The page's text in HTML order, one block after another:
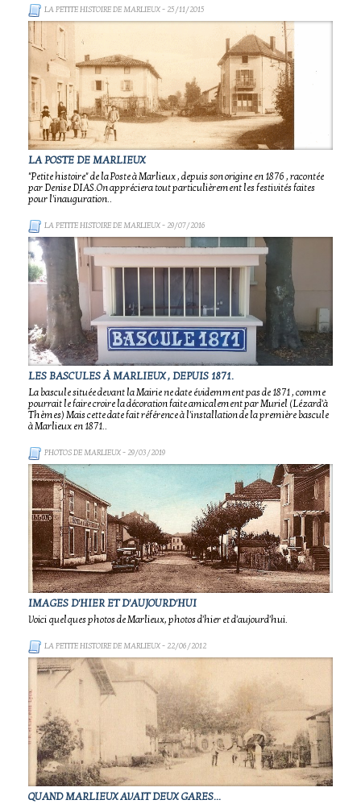
LA PETITE HISTOIRE DE MARLIEUX- 25/11/2015
LA POSTE DE MARLIEUX
"Petite histoire" de la Poste à Marlieux , depuis son origine en 1876 , racontée
par Denise DIAS.On appréciera tout particulièrement les festivités faites
pour l'inauguration..
LA PETITE HISTOIRE DE MARLIEUX- 29/07/2016
LES BASCULES À MARLIEUX , DEPUIS 1871.
La bascule située devant la Mairie ne date évidemment pas de 1871 , comme
pourrait le faire croire la décoration faite amicalement par Muriel (Lézard'à
Thèmes) Mais cette date fait référence à l'installation de la première bascule
à Marlieux en 1871..
PHOTOS DE MARLIEUX- 29/03/2019
IMAGES D'HIER ET D'AUJOURD'HUI
Voici quelques photos de Marlieux, photos d'hier et d'aujourd'hui.
LA PETITE HISTOIRE DE MARLIEUX- 22/06/2012
QUAND MARLIEUX AVAIT DEUX GARES...